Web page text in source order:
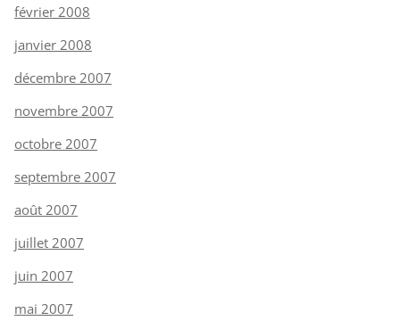
février 2008
janvier 2008
décembre 2007
novembre 2007
octobre 2007
septembre 2007
août 2007
juillet 2007
juin 2007
mai 2007